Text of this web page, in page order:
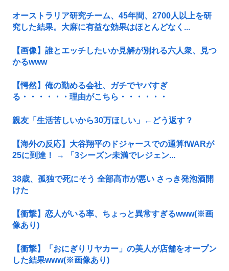
オーストラリア研究チーム、45年間、2700人以上を研
究した結果。大麻に有益な効果はほとんどなく...
【画像】誰とエッチしたいか見解が別れる六人衆、見つ
かるwww
【愕然】俺の勤める会社、ガチでヤバすぎ
る・・・・・・理由がこちら・・・・・・
親友「生活苦しいから30万ほしい」←どう返す？
【海外の反応】大谷翔平のドジャースでの通算fWARが
25に到達！ → 「3シーズン未満でレジェン...
38歳、孤独で死にそう 全部高市が悪い さっき発泡酒開
けた
【衝撃】恋人がいる率、ちょっと異常すぎるwww(※画
像あり)
【衝撃】「おにぎりリヤカー」の美人が店舗をオープン
した結果www(※画像あり)